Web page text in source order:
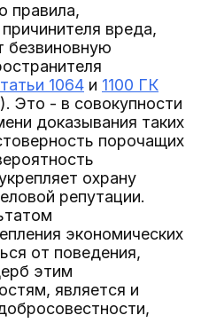
правила,
вреда,
безвиновную
1064 и 1100 ГК
). Это - в совокупности
доказывания таких
порочащих
охрану
репутации.
экономических
от поведения,
этим
является и